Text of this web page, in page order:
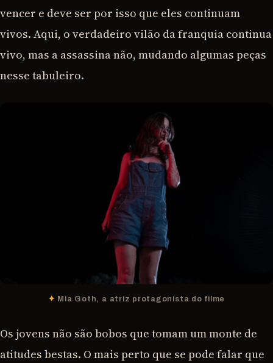
vencer e deve ser por isso que eles continuam
vivos. Aqui, o verdadeiro vilão da franquia continua
vivo, mas a assassina não, mudando algumas peças
nesse tabuleiro.
Mia Goth, a atriz protagonista do filme
Os jovens não são bobos que tomam um monte de
atitudes bestas. O mais perto que se pode falar que